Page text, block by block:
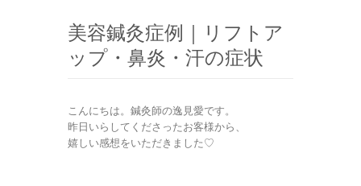
美容鍼灸症例｜リフトア
ップ・鼻炎・汗の症状
こんにちは。鍼灸師の逸見愛です。
昨日いらしてくださったお客様から、
嬉しい感想をいただきました♡